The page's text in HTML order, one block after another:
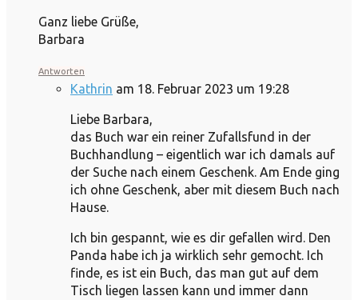
Ganz liebe Grüße,
Barbara
Antworten
Kathrin am 18. Februar 2023 um 19:28
Liebe Barbara,
das Buch war ein reiner Zufallsfund in der
Buchhandlung – eigentlich war ich damals auf
der Suche nach einem Geschenk. Am Ende ging
ich ohne Geschenk, aber mit diesem Buch nach
Hause.
Ich bin gespannt, wie es dir gefallen wird. Den
Panda habe ich ja wirklich sehr gemocht. Ich
finde, es ist ein Buch, das man gut auf dem
Tisch liegen lassen kann und immer dann